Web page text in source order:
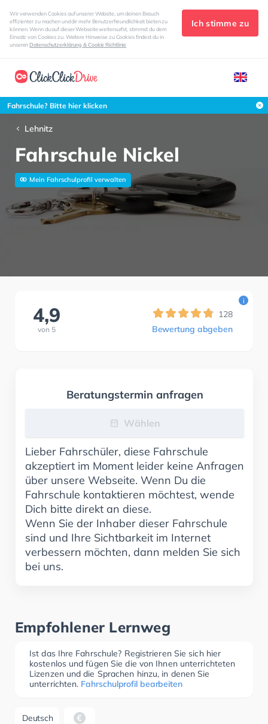
Wir verwenden Cookies auf unserer Website, um deinen Besuch
effizienter zu machen und dir mehr Benutzerfreundlichkeit bieten zu
können. Wenn du auf dieser Webseite weitersurfst, stimmst du dem
Einsatz von Cookies zu. Weitere Hinweise zu Cookies findest du in
unserenDatenschutzerklärung & Cookie Richtlinie
Ich stimme zu
Fahrschule? Bitte hier klicken
Lehnitz
Fahrschule Nickel
Mein Fahrschulprofil verwalten
4,9
von 5
128
Bewertung abgeben
i
Beratungstermin anfragen
Wählen
Lieber Fahrschüler, diese Fahrschule
akzeptiert im Moment leider keine Anfragen
über unsere Webseite. Wenn Du die
Fahrschule kontaktieren möchtest, wende
Dich bitte direkt an diese.
Wenn Sie der Inhaber dieser Fahrschule
sind und Ihre Sichtbarkeit im Internet
verbessern möchten, dann melden Sie sich
bei uns.
Empfohlener Lernweg
Ist das Ihre Fahrschule? Registrieren Sie sich hier
kostenlos und fügen Sie die von Ihnen unterrichteten
Lizenzen und die Sprachen hinzu, in denen Sie
unterrichten. Fahrschulprofil bearbeiten
Deutsch